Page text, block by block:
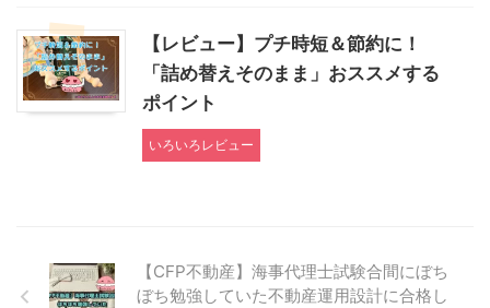
【レビュー】プチ時短＆節約に！
「詰め替えそのまま」おススメする
ポイント
いろいろレビュー
【CFP不動産】海事代理士試験合間にぼち
ぼち勉強していた不動産運用設計に合格し